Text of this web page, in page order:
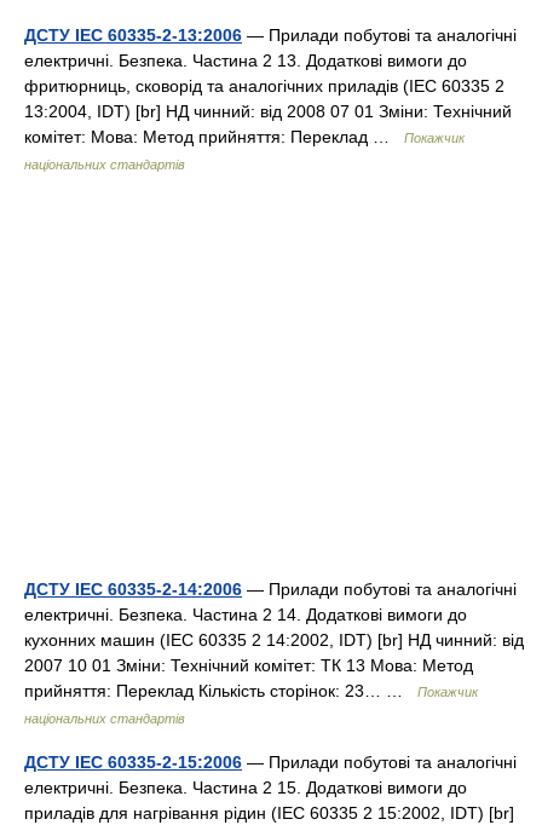
ДСТУ IEC 60335-2-13:2006 — Прилади побутові та аналогічні
електричні. Безпека. Частина 2 13. Додаткові вимоги до
фритюрниць, сковорід та аналогічних приладів (IEC 60335 2
13:2004, IDT) [br] НД чинний: від 2008 07 01 Зміни: Технічний
комітет: Мова: Метод прийняття: Переклад …
Покажчик
національних стандартів
ДСТУ IEC 60335-2-14:2006 — Прилади побутові та аналогічні
електричні. Безпека. Частина 2 14. Додаткові вимоги до
кухонних машин (IEC 60335 2 14:2002, IDT) [br] НД чинний: від
2007 10 01 Зміни: Технічний комітет: ТК 13 Мова: Метод
прийняття: Переклад Кількість сторінок: 23… …
Покажчик
національних стандартів
ДСТУ IEC 60335-2-15:2006 — Прилади побутові та аналогічні
електричні. Безпека. Частина 2 15. Додаткові вимоги до
приладів для нагрівання рідин (IEC 60335 2 15:2002, IDT) [br]